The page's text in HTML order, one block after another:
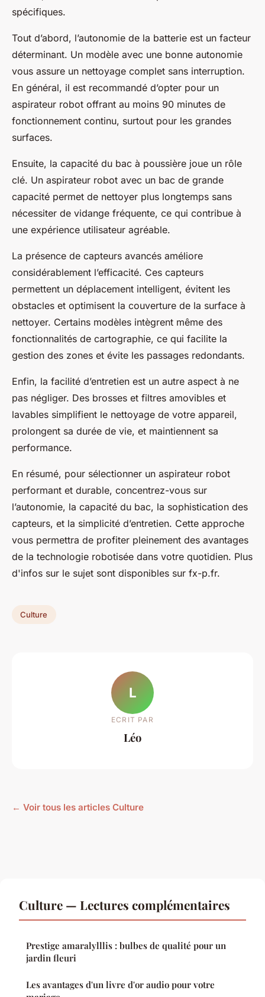
spécifiques.
Tout d’abord, l’autonomie de la batterie est un facteur
déterminant. Un modèle avec une bonne autonomie
vous assure un nettoyage complet sans interruption.
En général, il est recommandé d’opter pour un
aspirateur robot offrant au moins 90 minutes de
fonctionnement continu, surtout pour les grandes
surfaces.
Ensuite, la capacité du bac à poussière joue un rôle
clé. Un aspirateur robot avec un bac de grande
capacité permet de nettoyer plus longtemps sans
nécessiter de vidange fréquente, ce qui contribue à
une expérience utilisateur agréable.
La présence de capteurs avancés améliore
considérablement l’efficacité. Ces capteurs
permettent un déplacement intelligent, évitent les
obstacles et optimisent la couverture de la surface à
nettoyer. Certains modèles intègrent même des
fonctionnalités de cartographie, ce qui facilite la
gestion des zones et évite les passages redondants.
Enfin, la facilité d’entretien est un autre aspect à ne
pas négliger. Des brosses et filtres amovibles et
lavables simplifient le nettoyage de votre appareil,
prolongent sa durée de vie, et maintiennent sa
performance.
En résumé, pour sélectionner un aspirateur robot
performant et durable, concentrez-vous sur
l’autonomie, la capacité du bac, la sophistication des
capteurs, et la simplicité d’entretien. Cette approche
vous permettra de profiter pleinement des avantages
de la technologie robotisée dans votre quotidien. Plus
d'infos sur le sujet sont disponibles sur fx-p.fr.
Culture
L
ECRIT PAR
Léo
← Voir tous les articles Culture
Culture — Lectures complémentaires
Prestige amaralylllis : bulbes de qualité pour un
jardin fleuri
Les avantages d'un livre d'or audio pour votre